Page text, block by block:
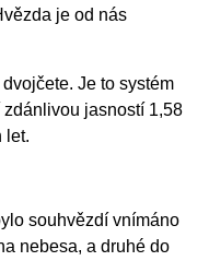
je od nás
Je to systém
jasností 1,58
let.
souhvězdí vnímáno
nebesa, a druhé do